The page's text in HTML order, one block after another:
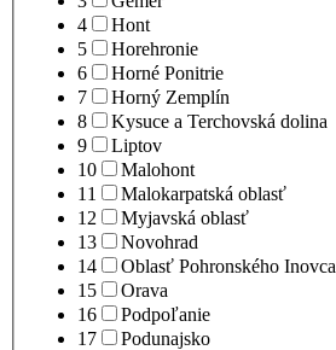
4
Hont
5
Horehronie
6
Horné Ponitrie
7
Horný Zemplín
8
Kysuce a Terchovská dolina
9
Liptov
10
Malohont
11
Malokarpatská oblasť
12
Myjavská oblasť
13
Novohrad
14
Oblasť Pohronského Inovca
15
Orava
16
Podpoľanie
17
Podunajsko